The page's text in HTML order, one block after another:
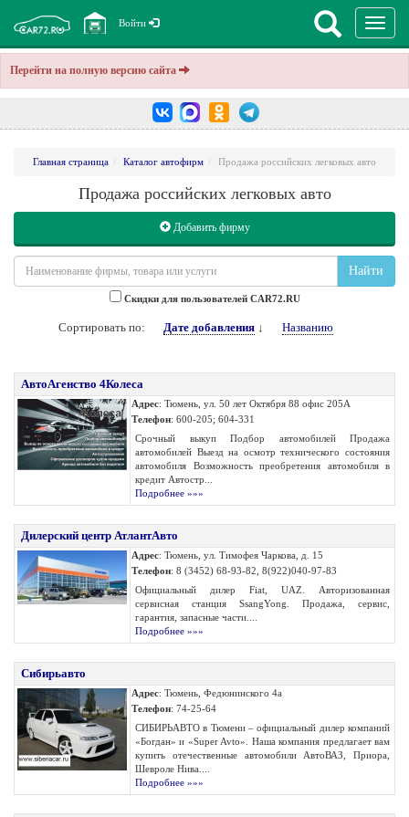
Перейти на полную версию сайта
Войти
Главная страница Каталог автофирм Продажа российских легковых авто
Продажа российских легковых авто
Добавить фирму
Найти
Cкидки для пользователей CAR72.RU
Сортировать по: Дате добавления↓ Названию
АвтоАгенство 4Колеса
Адрес: Тюмень, ул. 50 лет Октября 88 офис 205А
Телефон: 600-205; 604-331
Срочный выкуп Подбор автомобилей Продажа
автомобилей Выезд на осмотр технического состояния
автомобиля Возможность преобретения автомобиля в
кредит Автостр...
Подробнее »»»
Дилерский центр АтлантАвто
Адрес: Тюмень, ул. Тимофея Чаркова, д. 15
Телефон: 8 (3452) 68-93-82, 8(922)040-97-83
Официальный дилер Fiat, UAZ. Авторизованная
сервисная станция SsangYong. Продажа, сервис,
гарантия, запасные части....
Подробнее »»»
Сибирьавто
Адрес: Тюмень, Федюнинского 4а
Телефон: 74-25-64
СИБИРЬАВТО в Тюмени – официальный дилер компаний
«Богдан» и «Super Avto». Наша компания предлагает вам
купить отечественные автомобили АвтоВАЗ, Приора,
Шевроле Нива....
Подробнее »»»